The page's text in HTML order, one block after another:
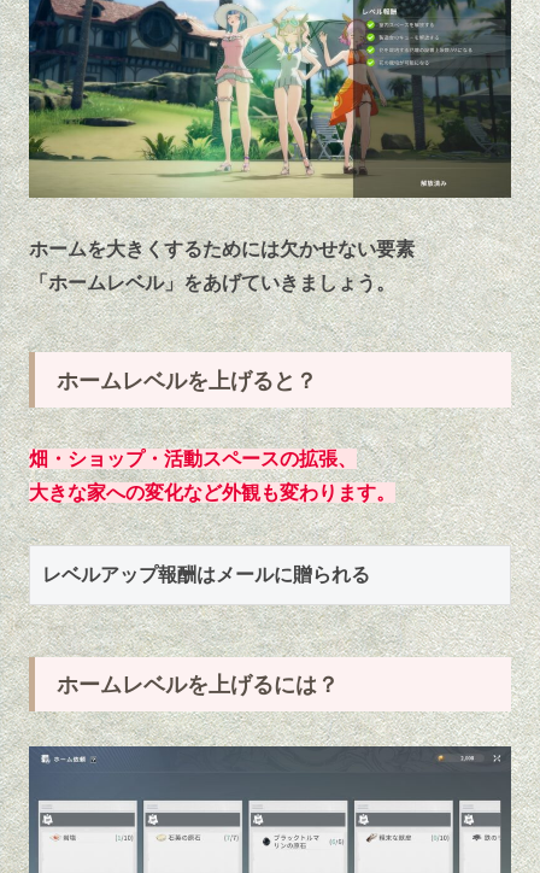
ホームを大きくするためには欠かせない要素
「ホームレベル」をあげていきましょう。
ホームレベルを上げると？
畑・ショップ・活動スペースの拡張、
大きな家への変化など外観も変わります。
レベルアップ報酬はメールに贈られる
ホームレベルを上げるには？